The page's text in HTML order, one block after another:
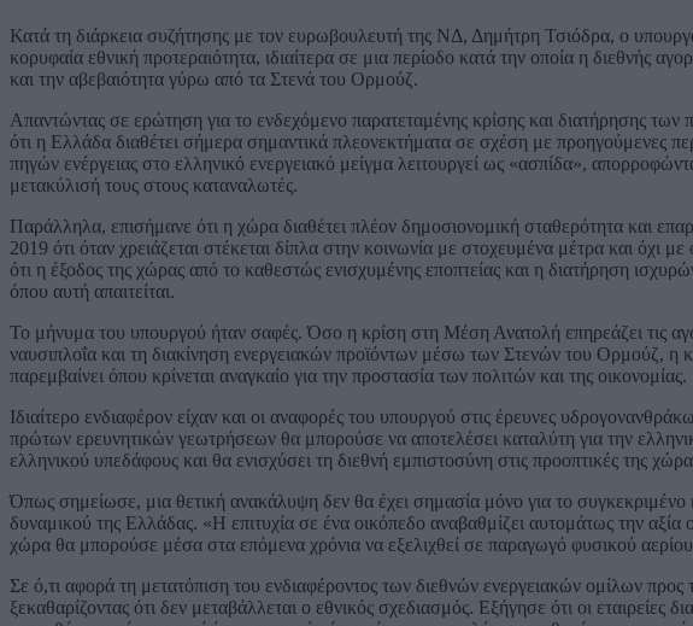
Κατά τη διάρκεια συζήτησης με τον ευρωβουλευτή της ΝΔ, Δημήτρη Τσιόδρα, ο
κορυφαία εθνική προτεραιότητα, ιδιαίτερα σε μια περίοδο κατά την οποία η διεθνής
και την αβεβαιότητα γύρω από τα Στενά του Ορμούζ.
Απαντώντας σε ερώτηση για το ενδεχόμενο παρατεταμένης κρίσης και διατήρησης των
ότι η Ελλάδα διαθέτει σήμερα σημαντικά πλεονεκτήματα σε σχέση με
πηγών ενέργειας στο ελληνικό ενεργειακό μείγμα λειτουργεί ως «ασπίδα»,
μετακύλισή τους στους καταναλωτές.
Παράλληλα, επισήμανε ότι η χώρα διαθέτει πλέον δημοσιονομική σταθερότητα και
2019 ότι όταν χρειάζεται στέκεται δίπλα στην κοινωνία με στοχευμένα μέτρα και όχι
ότι η έξοδος της χώρας από το καθεστώς ενισχυμένης εποπτείας και η διατήρηση
όπου αυτή απαιτείται.
Το μήνυμα του υπουργού ήταν σαφές. Όσο η κρίση στη Μέση Ανατολή επηρεάζει τις
ναυσιπλοΐα και τη διακίνηση ενεργειακών προϊόντων μέσω των Στενών του Ορμούζ, η
παρεμβαίνει όπου κρίνεται αναγκαίο για την προστασία των πολιτών και της οικονομίας.
Ιδιαίτερο ενδιαφέρον είχαν και οι αναφορές του υπουργού στις έρευνες
πρώτων ερευνητικών γεωτρήσεων θα μπορούσε να αποτελέσει καταλύτη για την
ελληνικού υπεδάφους και θα ενισχύσει τη διεθνή εμπιστοσύνη στις προοπτικές της
Όπως σημείωσε, μια θετική ανακάλυψη δεν θα έχει σημασία μόνο για το
δυναμικού της Ελλάδας. «Η επιτυχία σε ένα οικόπεδο αναβαθμίζει αυτομάτως την
χώρα θα μπορούσε μέσα στα επόμενα χρόνια να εξελιχθεί σε παραγωγό φυσικού αερίου,
Σε ό,τι αφορά τη μετατόπιση του ενδιαφέροντος των διεθνών ενεργειακών ομίλων
ξεκαθαρίζοντας ότι δεν μεταβάλλεται ο εθνικός σχεδιασμός. Εξήγησε ότι οι εταιρείες